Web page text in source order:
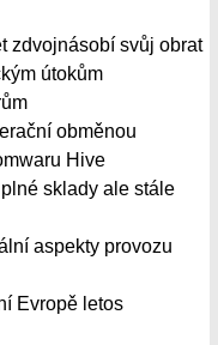
zdvojnásobí svůj obrat
útokům
obměnou
Hive
sklady ale stále
aspekty provozu
Evropě letos